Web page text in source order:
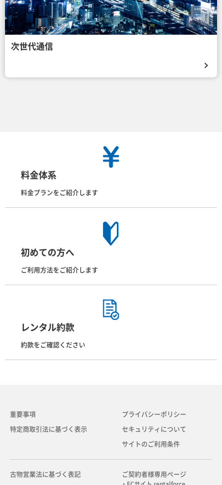
次世代通信
料金体系
料金プランをご紹介します
初めての方へ
ご利用方法をご紹介します
レンタル約款
約款をご確認ください
重要事項
特定商取引法に基づく表示
プライバシーポリシー
セキュリティについて
サイトのご利用条件
古物営業法に基づく表記 ご契約者様専用ページ